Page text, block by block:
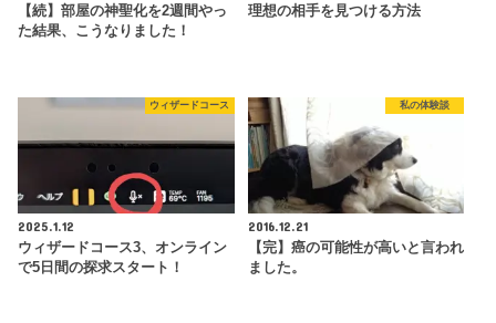
【続】部屋の神聖化を2週間やっ
た結果、こうなりました！
理想の相手を見つける方法
ウィザードコース
2025.1.12
ウィザードコース3、オンライン
で5日間の探求スタート！
私の体験談
2016.12.21
【完】癌の可能性が高いと言われ
ました。